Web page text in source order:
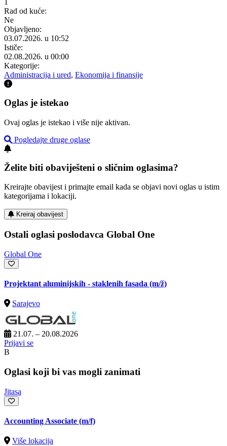
Rad od kuće:
Ne
Objavljeno:
03.07.2026. u 10:52
Ističe:
02.08.2026. u 00:00
Kategorije:
Administracija i ured, Ekonomija i finansije
Oglas je istekao
Ovaj oglas je istekao i više nije aktivan.
Pogledajte druge oglase
Želite biti obaviješteni o sličnim oglasima?
Kreirajte obavijest i primajte email kada se objavi novi oglas u istim
kategorijama i lokaciji.
Kreiraj obavijest
Ostali oglasi poslodavca Global One
Global One
Projektant aluminijskih - staklenih fasada (m/ž)
Sarajevo
21.07. – 20.08.2026
Prijavi se
B
Oglasi koji bi vas mogli zanimati
Jitasa
Accounting Associate (m/f)
Više lokacija